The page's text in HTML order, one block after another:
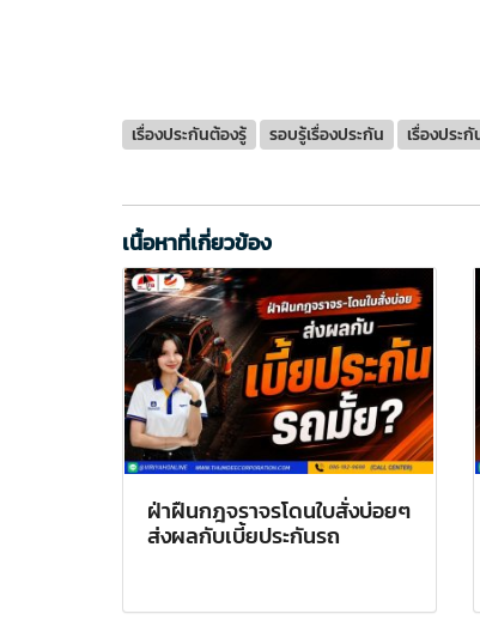
เรื่องประกันต้องรู้ รอบรู้เรื่องประกัน เรื่องประ
เนื้อหาที่เกี่ยวข้อง
ฝ่าฝืนกฎจราจรโดนใบสั่งบ่อยๆ
ส่งผลกับเบี้ยประกันรถ